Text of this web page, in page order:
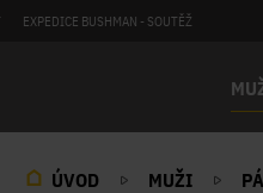
EXPEDICE BUSHMAN - SOUTĚŽ
ÚVOD MUŽI